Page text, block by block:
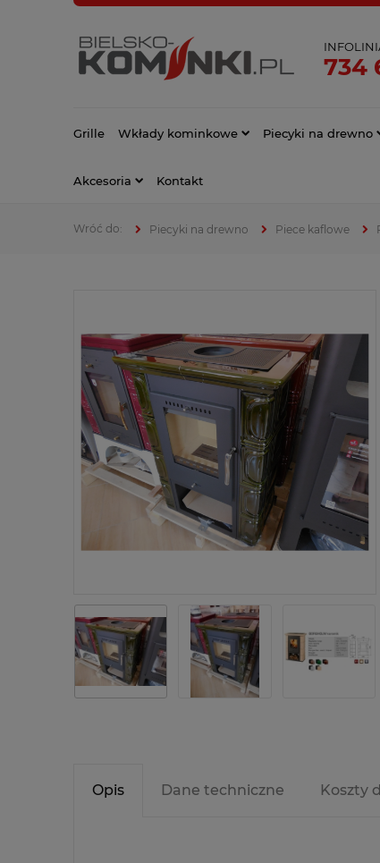
734
Grille Wkłady kominkowe Piecyki na drewno
Akcesoria Kontakt
Piecyki na drewno Piece kaflowe
Opis Dane techniczne Koszty